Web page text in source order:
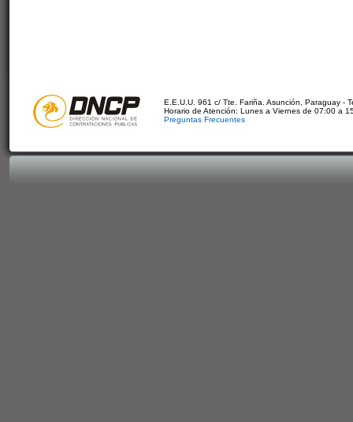
E.E.U.U. 961 c/ Tte. Fariña. Asunción, Paraguay -
Horario de Atención: Lunes a Viernes de 07:00 a
Preguntas Frecuentes